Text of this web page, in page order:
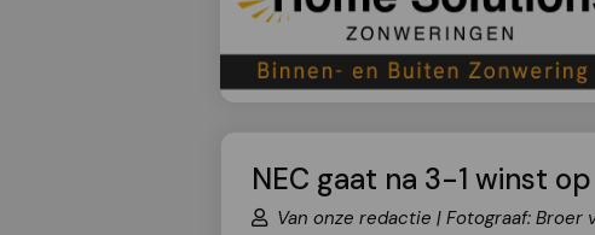
NEC gaat na 3-1 winst
Van onze redactie | Fotograaf: Broer